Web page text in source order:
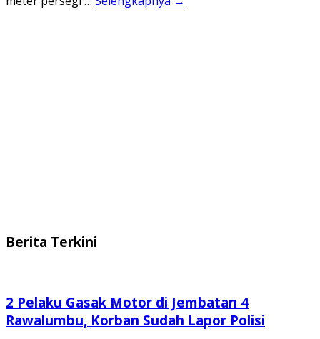
Berita Terkini
2 Pelaku Gasak Motor di Jembatan 4
Rawalumbu, Korban Sudah Lapor Polisi